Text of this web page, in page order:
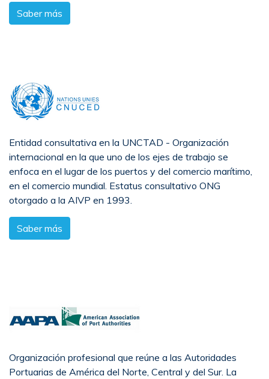
Saber más
Entidad consultativa en la UNCTAD - Organización
internacional en la que uno de los ejes de trabajo se
enfoca en el lugar de los puertos y del comercio marítimo,
en el comercio mundial. Estatus consultativo ONG
otorgado a la AIVP en 1993.
Saber más
Organización profesional que reúne a las Autoridades
Portuarias de América del Norte, Central y del Sur. La